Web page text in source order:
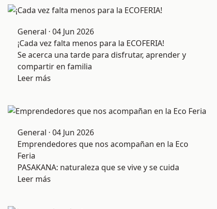
General · 04 Jun 2026
¡Cada vez falta menos para la ECOFERIA!
Se acerca una tarde para disfrutar, aprender y
compartir en familia
Leer más
General · 04 Jun 2026
Emprendedores que nos acompañan en la Eco
Feria
PASAKANA: naturaleza que se vive y se cuida
Leer más